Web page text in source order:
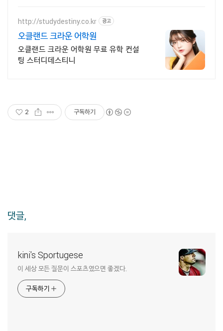
http://studydestiny.co.kr 광고
오클랜드 크라운 어학원
오클랜드 크라운 어학원 무료 유학 컨설
팅 스터디데스티니
2 구독하기
댓글,
kini's Sportugese
이 세상 모든 질문이 스포츠였으면 좋겠다.
구독하기